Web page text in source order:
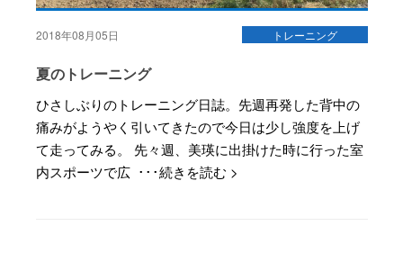
トレーニング
2018年08月05日
夏のトレーニング
ひさしぶりのトレーニング日誌。先週再発した背中の
痛みがようやく引いてきたので今日は少し強度を上げ
て走ってみる。 先々週、美瑛に出掛けた時に行った室
内スポーツで広 ･･･続きを読む >